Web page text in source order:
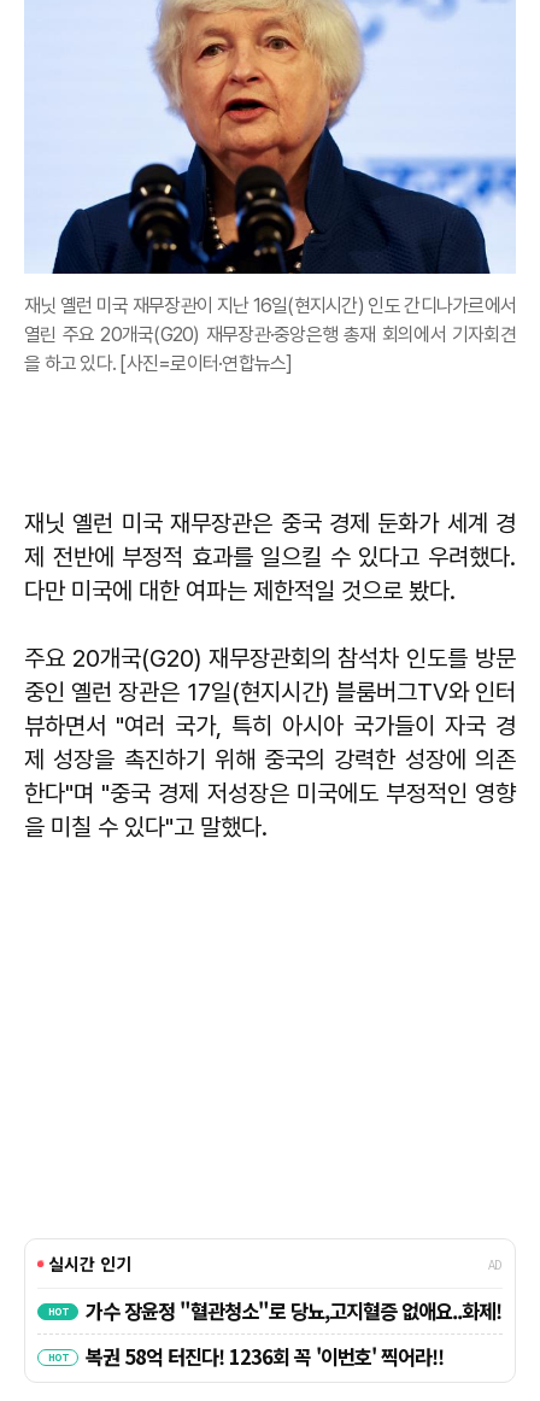
재닛 옐런 미국 재무장관이 지난 16일(현지시간) 인도 간디나가르에서
열린 주요 20개국(G20) 재무장관·중앙은행 총재 회의에서 기자회견
을 하고 있다. [사진=로이터·연합뉴스]
재닛 옐런 미국 재무장관은 중국 경제 둔화가 세계 경
제 전반에 부정적 효과를 일으킬 수 있다고 우려했다.
다만 미국에 대한 여파는 제한적일 것으로 봤다.
주요 20개국(G20) 재무장관회의 참석차 인도를 방문
중인 옐런 장관은 17일(현지시간) 블룸버그TV와 인터
뷰하면서 "여러 국가, 특히 아시아 국가들이 자국 경
제 성장을 촉진하기 위해 중국의 강력한 성장에 의존
한다"며 "중국 경제 저성장은 미국에도 부정적인 영향
을 미칠 수 있다"고 말했다.